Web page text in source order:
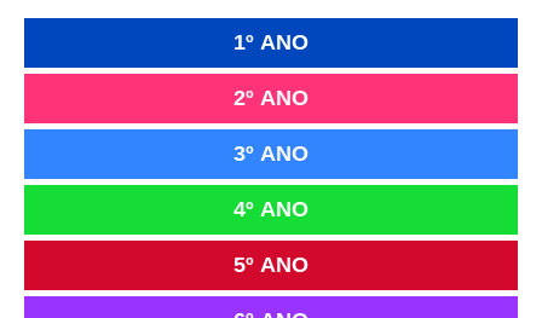
1º ANO
2º ANO
3º ANO
4º ANO
5º ANO